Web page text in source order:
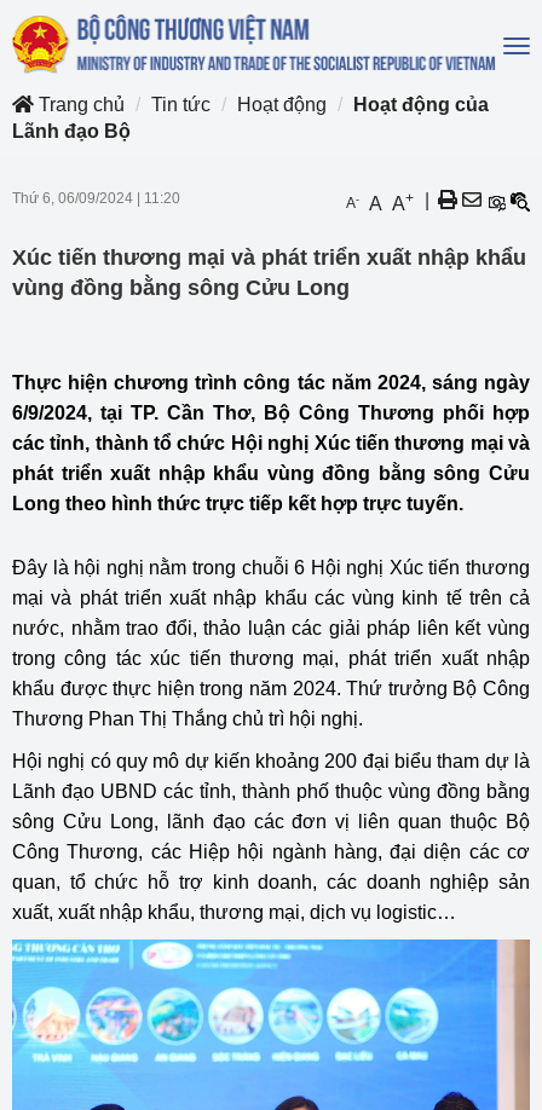
Trang chủ
Tin tức Hoạt động
Hoạt động của
Lãnh đạo Bộ
Thứ 6, 06/09/2024 11:20 A- A A+
Xúc tiến thương mại và phát triển xuất nhập khẩu
vùng đồng bằng sông Cửu Long
Thực hiện chương trình công tác năm 2024, sáng ngày
6/9/2024, tại TP. Cần Thơ, Bộ Công Thương phối hợp
các tỉnh, thành tổ chức Hội nghị Xúc tiến thương mại và
phát triển xuất nhập khẩu vùng đồng bằng sông Cửu
Long theo hình thức trực tiếp kết hợp trực tuyến.
Đây là hội nghị nằm trong chuỗi 6 Hội nghị Xúc tiến thương
mại và phát triển xuất nhập khẩu các vùng kinh tế trên cả
nước, nhằm trao đổi, thảo luận các giải pháp liên kết vùng
trong công tác xúc tiến thương mại, phát triển xuất nhập
khẩu được thực hiện trong năm 2024. Thứ trưởng Bộ Công
Thương Phan Thị Thắng chủ trì hội nghị.
Hội nghị có quy mô dự kiến khoảng 200 đại biểu tham dự là
Lãnh đạo UBND các tỉnh, thành phố thuộc vùng đồng bằng
sông Cửu Long, lãnh đạo các đơn vị liên quan thuộc Bộ
Công Thương, các Hiệp hội ngành hàng, đại diện các cơ
quan, tổ chức hỗ trợ kinh doanh, các doanh nghiệp sản
xuất, xuất nhập khẩu, thương mại, dịch vụ logistic…